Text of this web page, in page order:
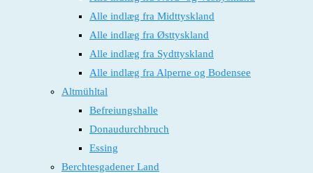
Alle indlæg fra Midttyskland
Alle indlæg fra Østtyskland
Alle indlæg fra Sydttyskland
Alle indlæg fra Alperne og Bodensee
Altmühltal
Befreiungshalle
Donaudurchbruch
Essing
Berchtesgadener Land